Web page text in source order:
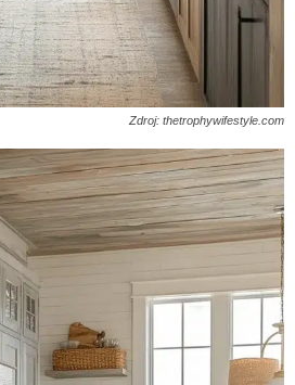
Zdroj: thetrophywifestyle.com